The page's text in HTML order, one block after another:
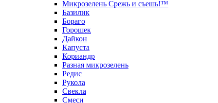
Микрозелень Срежь и съешь!™
Базилик
Бораго
Горошек
Дайкон
Капуста
Кориандр
Разная микрозелень
Редис
Рукола
Свекла
Смеси